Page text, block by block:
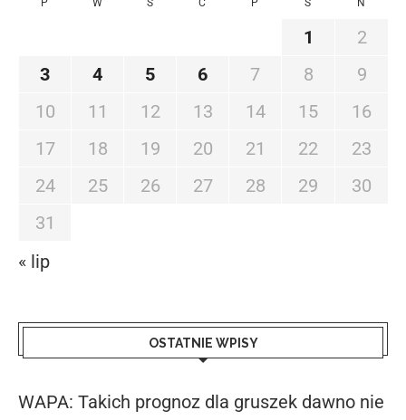
1
2
3
4 5 6 7 8
9
10
11 12 13 14 15
16
17
18 19 20 21 22
23
24
25 26 27 28 29
30
31
« lip
OSTATNIE WPISY
WAPA: Takich prognoz dla gruszek dawno nie